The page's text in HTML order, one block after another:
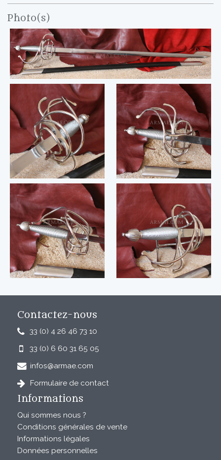
Photo(s)
Contactez-nous
33 (0) 4 26 46 73 10
33 (0) 6 60 31 65 05
infos@armae.com
Formulaire de contact
Informations
Qui sommes nous ?
Conditions générales de vente
Informations légales
Données personnelles